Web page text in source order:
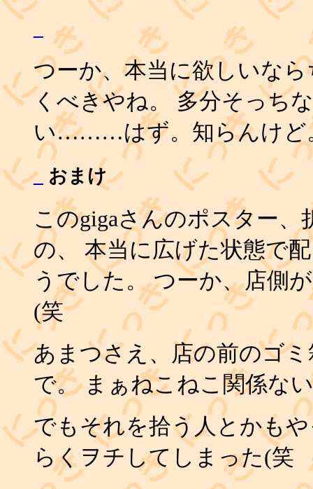
つーか、本当に欲しいな
くべきやね。 多分そっち
い………はず。知らんけど
_ おまけ
このgigaさんのポスター
の、 本当に広げた状態で
うでした。 つーか、店側
(笑
あまつさえ、店の前のゴ
で。 まぁねこねこ関係な
でもそれを拾う人とかも
らくヲチしてしまった(笑